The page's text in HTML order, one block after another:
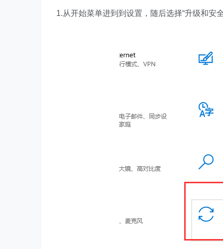
1.从开始菜单进到到设置，随后选择“升级和安